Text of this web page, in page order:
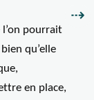
pourrait
qu’elle
en place,
⇢